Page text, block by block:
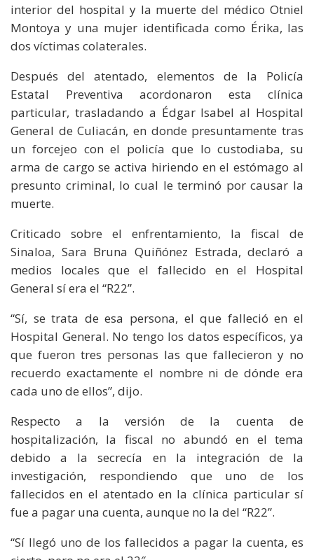
interior del hospital y la muerte del médico Otniel
Montoya y una mujer identificada como Érika, las
dos víctimas colaterales.
Después del atentado, elementos de la Policía
Estatal Preventiva acordonaron esta clínica
particular, trasladando a Édgar Isabel al Hospital
General de Culiacán, en donde presuntamente tras
un forcejeo con el policía que lo custodiaba, su
arma de cargo se activa hiriendo en el estómago al
presunto criminal, lo cual le terminó por causar la
muerte.
Criticado sobre el enfrentamiento, la fiscal de
Sinaloa, Sara Bruna Quiñónez Estrada, declaró a
medios locales que el fallecido en el Hospital
General sí era el “R22”.
“Sí, se trata de esa persona, el que falleció en el
Hospital General. No tengo los datos específicos, ya
que fueron tres personas las que fallecieron y no
recuerdo exactamente el nombre ni de dónde era
cada uno de ellos”, dijo.
Respecto a la versión de la cuenta de
hospitalización, la fiscal no abundó en el tema
debido a la secrecía en la integración de la
investigación, respondiendo que uno de los
fallecidos en el atentado en la clínica particular sí
fue a pagar una cuenta, aunque no la del “R22”.
“Sí llegó uno de los fallecidos a pagar la cuenta, es